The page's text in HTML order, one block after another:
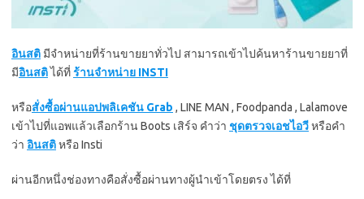
อินสติ มีจำหน่ายที่ร้านขายยาทั่วไป สามารถเข้าไปค้นหาร้านขายยาที่
มีอินสติได้ที่ร้านจำหน่าย INSTI
หรือสั่งซื้อผ่านแอปพลิเคชัน Grab , LINE MAN , Foodpanda , Lalamove
เข้าไปที่แอพแล้วเลือกร้าน Boots เสิร์จ คำว่า ชุดตรวจเอชไอวีหรือคำ
ว่า อินสติหรือ Insti
ผ่านอีกหนึ่งช่องทางคือสั่งซื้อผ่านทางผู้นำเข้าโดยตรง ได้ที่